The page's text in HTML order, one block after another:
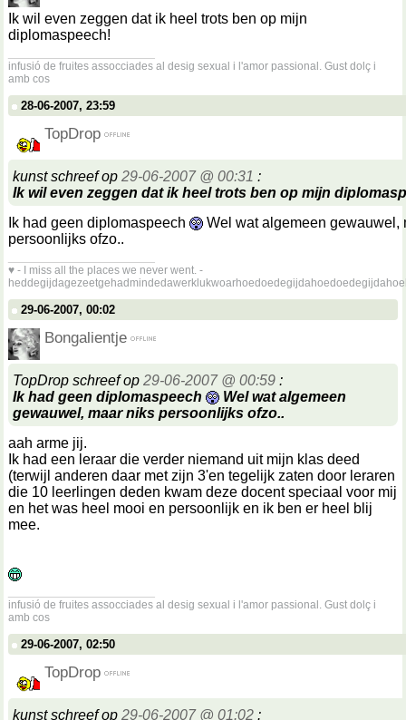
Ik wil even zeggen dat ik heel trots ben op mijn
diplomaspeech!
infusió de fruites assocciades al desig sexual i l'amor passional. Gust dolç i
amb cos
28-06-2007, 23:59
TopDrop
kunst schreef op 29-06-2007 @ 00:31 :
Ik wil even zeggen dat ik heel trots ben op mijn
Ik had geen diplomaspeech
Wel wat algemeen gewauwel,
persoonlijks ofzo..
♥ - I miss all the places we never went. -
29-06-2007, 00:02
Bongalientje
TopDrop schreef op 29-06-2007 @ 00:59 :
Ik had geen diplomaspeech
Wel wat algemeen
gewauwel, maar niks persoonlijks ofzo..
aah arme jij.
Ik had een leraar die verder niemand uit mijn klas deed
(terwijl anderen daar met zijn 3'en tegelijk zaten door leraren
die 10 leerlingen deden kwam deze docent speciaal voor mij
en het was heel mooi en persoonlijk en ik ben er heel blij
mee.
infusió de fruites assocciades al desig sexual i l'amor passional. Gust dolç i
amb cos
29-06-2007, 02:50
TopDrop
kunst schreef op 29-06-2007 @ 01:02 :